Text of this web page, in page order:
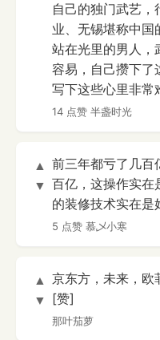
自己的独门武艺
业、无锡堪称中国
站在光里的男人，
容易，自己攒下了
写下这些心里非常
14 点赞 半盏时光
▲
▼
前三年都亏了几百
百亿，这操作实在
的装修技术实在
5 点赞 慕乄小寒
▲
▼
京东方，未来，欧
[赞]
那叶茄萝